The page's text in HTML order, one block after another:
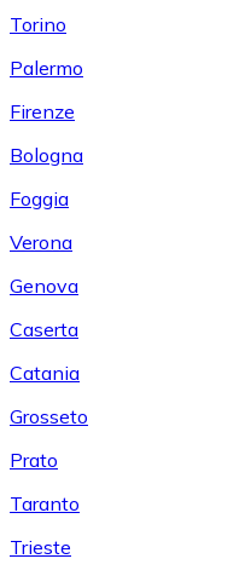
Torino
Palermo
Firenze
Bologna
Foggia
Verona
Genova
Caserta
Catania
Grosseto
Prato
Taranto
Trieste